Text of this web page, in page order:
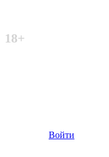
18+
Войти